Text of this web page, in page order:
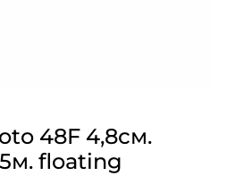
48F 4,8см.
floating